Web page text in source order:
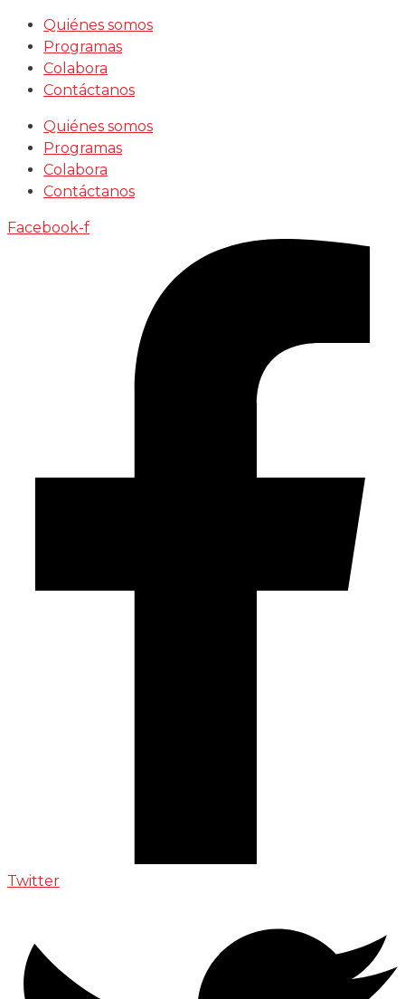
Saltar
contenido
Quiénes somos
Programas
Colabora
Contáctanos
Quiénes somos
Programas
Colabora
Contáctanos
Facebook-f
Twitter